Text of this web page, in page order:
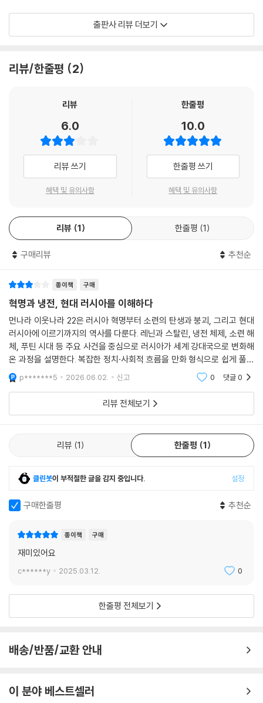
시리즈 초기의 시각은 유럽을 향한 경탄과 부러움으로 가득했고 우리에게
무엇이 부족한지 돌아보는 데 초점이 맞추어져 있었다. 그러나 우리나라는
점차 넓고 다양해지고 있다. 나도 좀 더 냉철하고 객관적으로 세계를 바라
1987년 유럽 편 6개국으로 시작해 일본(2000), 우리나라(2002), 미국
(2004~2005), 중동(2007년), 중국(2010~2011) 등을 거쳐 튀르키예
(2018)와 러시아(2020), 인도(2022)까지, 세계지도를 완성해온 《먼나
라 이웃나라》가 “시대를 넘어 세대를 넘어” 제5차 개정증보판으로 돌아왔
난 40여 년 동안, 우리나라는 명실상부 시리즈 초기에 다룬 선진국과 어깨
를 나란히 하는 나라로 성장했다.
《먼나라 이웃나라》는 그간 여러 번의 개정 작업을 통해 우리나라의 높아지
했다. “역사는 항상 새로이 쓰여진다”는 명제하에 초판 발행 이후 약 5년
마다 개정판을 내며 변화된 시대에 발맞추고자 수정과 보완을 거듭해왔다.
세계사의 살아 있는 현장을 생생히 담아온 덕분에 세기가 바뀌고 세대가
변해도 레전드 교양 만화의 명성은 언제나 현재진행형이다.
이번에 출간된 《시대를 넘어 세대를 넘어 먼나라 이웃나라》도 예외 없이
최근 세계정세와 국제질서를 반영해 새롭게 드러나고 있는 역사적 문화적
국면의 의미를 조명했다. 무엇보다 저자가 오랜 시간 공들여 작성한 각 나
라의 ‘하이라이트’를 부록으로 추가해 국가와 지역별 핵심을 일목요연하게
정리하면서 마무리할 수 있게 했다.
대한민국을 우물 안에서 세계의 중심으로
40년간 60개국, 세계지도를 완성해온 먼나라 이웃나라의 인기 비결은?
《먼나라 이웃나라》의 시작은 1981년 〈소년한국일보〉에 연재한 유럽 6개
국 편이다. 그 원고가 단행본(고려원 刊)으로 묶여 나온 것이 1987년이었
다. 당시는 해외여행도 자유롭게 하지 못하던 때, 인터넷은 꿈도 꾸지 못할
글로벌 시대를 대비해 세계시민의 마인드가 움트기 시작했다. 그야말로 우
물 안 개구리였던 우리의 사고와 시야를 세계 무대로 확장시킨 기념비적인
작품이 《먼나라 이웃나라》다. 그로부터 40년이 넘게 지난 오늘까지 부모
《먼나라 이웃나라》는 유일무이한 교양 만화, 학습 만화의 선구자이자 대
이유는 무엇일까?
에서 만화를 그리고 있는 이원복 교수가 있다. 경기고 재학 중 한 어린이 신
출판사 리뷰 더보기
리뷰/한줄평 2
리뷰
6.0
리뷰 쓰기
혜택 및 유의사항
한줄평
10.0
한줄평 쓰기
혜택 및 유의사항
리뷰 1 한줄평 1
구매리뷰 추천순
종이책 구매
혁명과 냉전, 현대 러시아를 이해하다
먼나라 이웃나라 22은 러시아 혁명부터 소련의 탄생과 붕괴, 그리고 현대
러시아에 이르기까지의 역사를 다룬다. 레닌과 스탈린, 냉전 체제, 소련 해
체, 푸틴 시대 등 주요 사건을 중심으로 러시아가 세계 강대국으로 변화해
온 과정을 설명한다. 복잡한 정치·사회적 흐름을 만화 형식으로 쉽게 풀어
내어 역사적 배경을 이해하는 데 도움을 준다. 현대 국제정세 속 러시아의
위치와 특징
p*******5 2026.06.02. 신고 0 댓글0
리뷰 전체보기
리뷰 1 한줄평 1
클린봇이 부적절한 글을 감지 중입니다. 설정
구매한줄평 추천순
종이책 구매
재미있어요
c******y 2025.03.12. 0
한줄평 전체보기
배송/반품/교환 안내
이 분야 베스트셀러